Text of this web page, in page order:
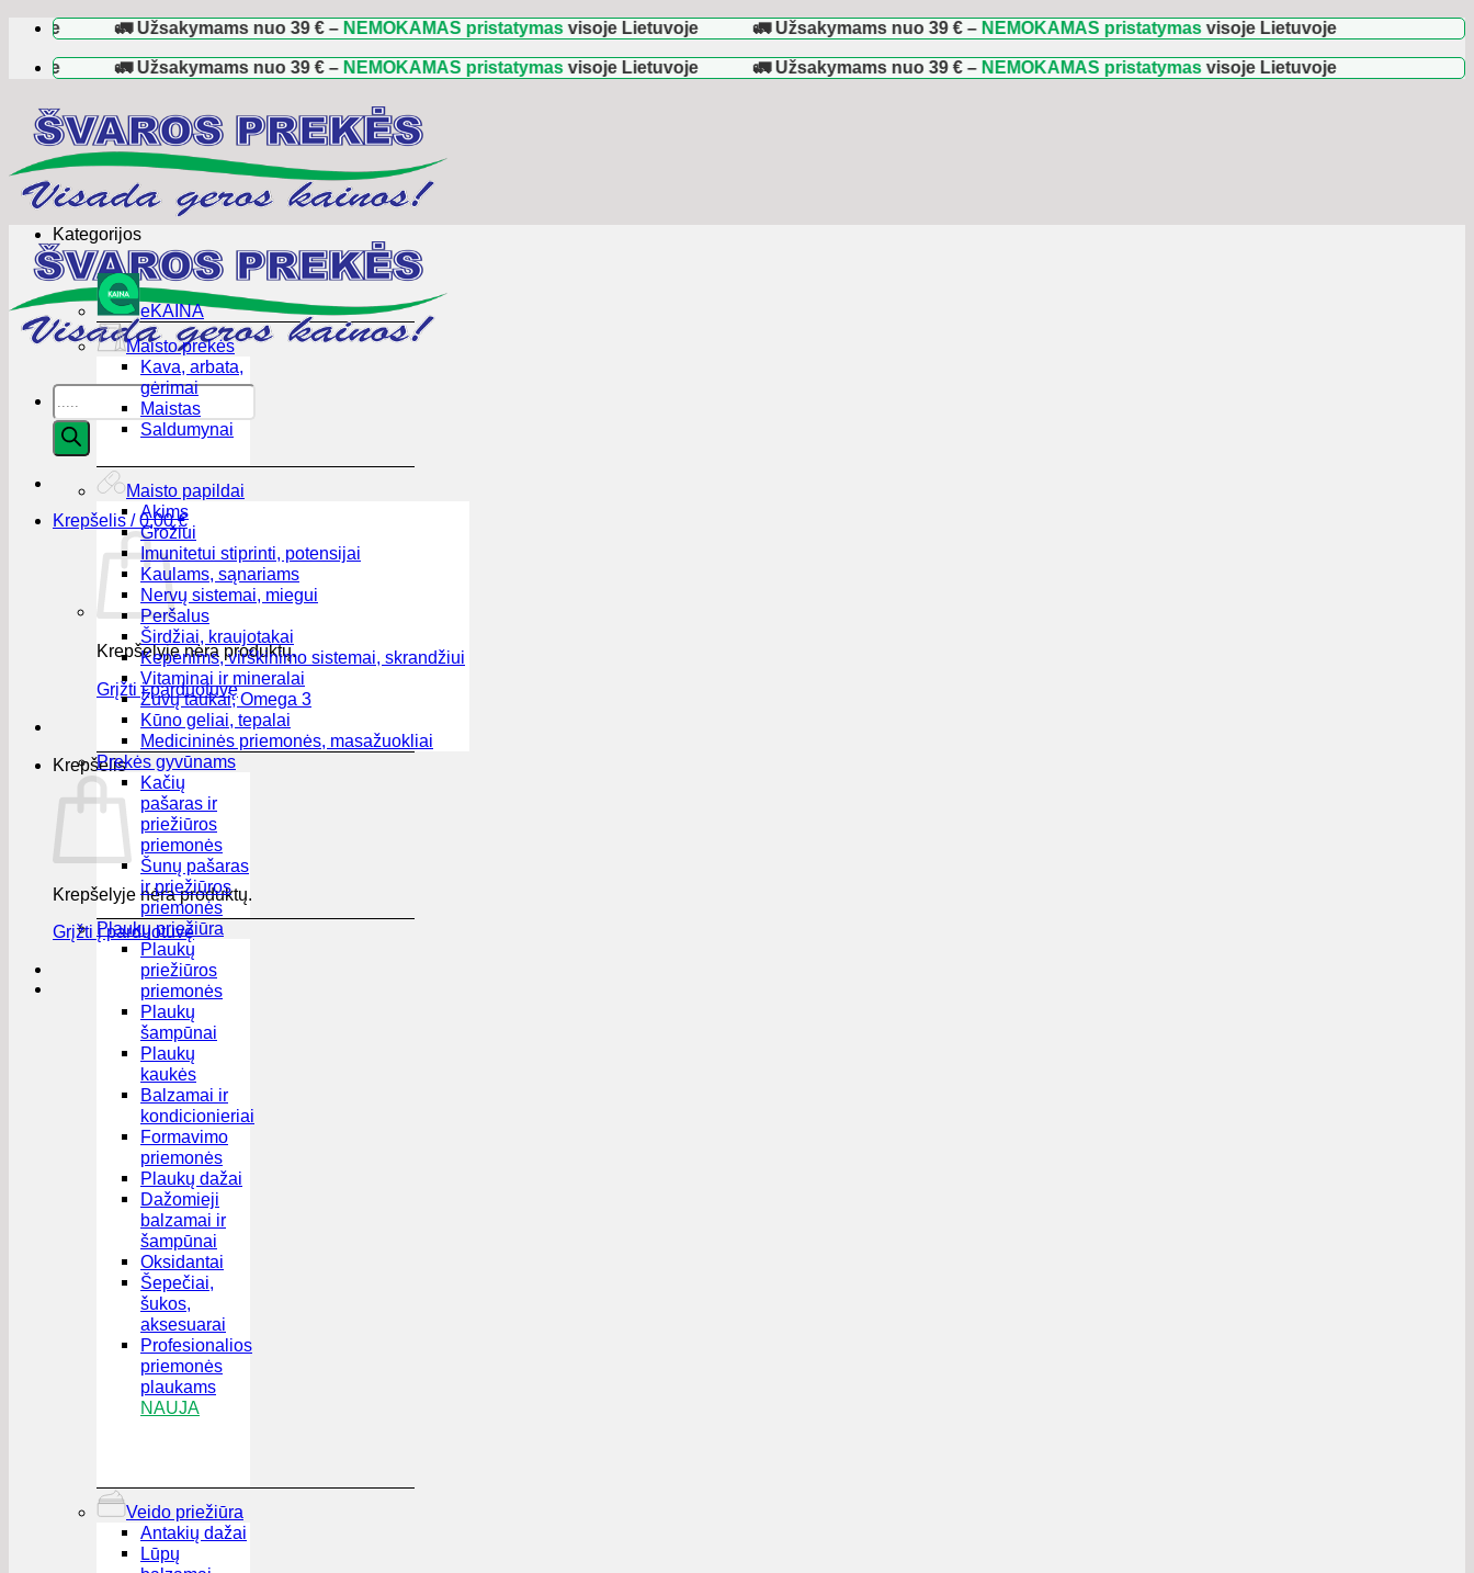
Skip
content
🚛 Užsakymams nuo39 €– NEMOKAMAS pristatymasvisoje Lietuvoje 🚛 Užsakymams nuo39 €– NEMOKAMAS pristatymasvisoje Lietuvoje
🚛 Užsakymams nuo39 €– NEMOKAMAS pristatymasvisoje Lietuvoje 🚛 Užsakymams nuo39 €– NEMOKAMAS pristatymasvisoje Lietuvoje
Products
search
Krepšelis /0,00€
Krepšelyje nėra produktų.
Grįžti į parduotuvę
Krepšelis
Krepšelyje nėra produktų.
Grįžti į parduotuvę
Kategorijos
eKAINA
Maisto prekės
Kava, arbata,
gėrimai
Maistas
Saldumynai
Maisto papildai
Akims
Grožiui
Imunitetui stiprinti, potensijai
Kaulams, sąnariams
Nervų sistemai, miegui
Peršalus
Širdžiai, kraujotakai
Kepenims, virškinimo sistemai, skrandžiui
Vitaminai ir mineralai
Žuvų taukai, Omega 3
Kūno geliai, tepalai
Medicininės priemonės, masažuokliai
Prekės gyvūnams
Kačių
pašaras ir
priežiūros
priemonės
Šunų pašaras
ir priežiūros
priemonės
Plaukų priežiūra
Plaukų
priežiūros
priemonės
Plaukų
šampūnai
Plaukų
kaukės
Balzamai ir
kondicionieriai
Formavimo
priemonės
Plaukų dažai
Dažomieji
balzamai ir
šampūnai
Oksidantai
Šepečiai,
šukos,
aksesuarai
Profesionalios
priemonės
plaukams
NAUJA
Veido priežiūra
Antakių dažai
Lūpų